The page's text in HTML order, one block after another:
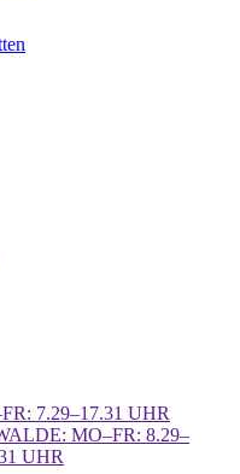
7.29–17.31 UHR
MO–FR: 8.29–
UHR